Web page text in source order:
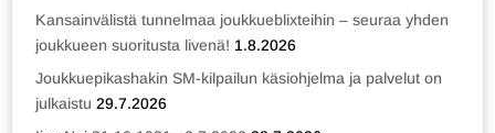
Kansainvälistä tunnelmaa joukkueblixteihin – seuraa yhden
joukkueen suoritusta livenä! 1.8.2026
Joukkuepikashakin SM-kilpailun käsiohjelma ja palvelut on
julkaistu 29.7.2026